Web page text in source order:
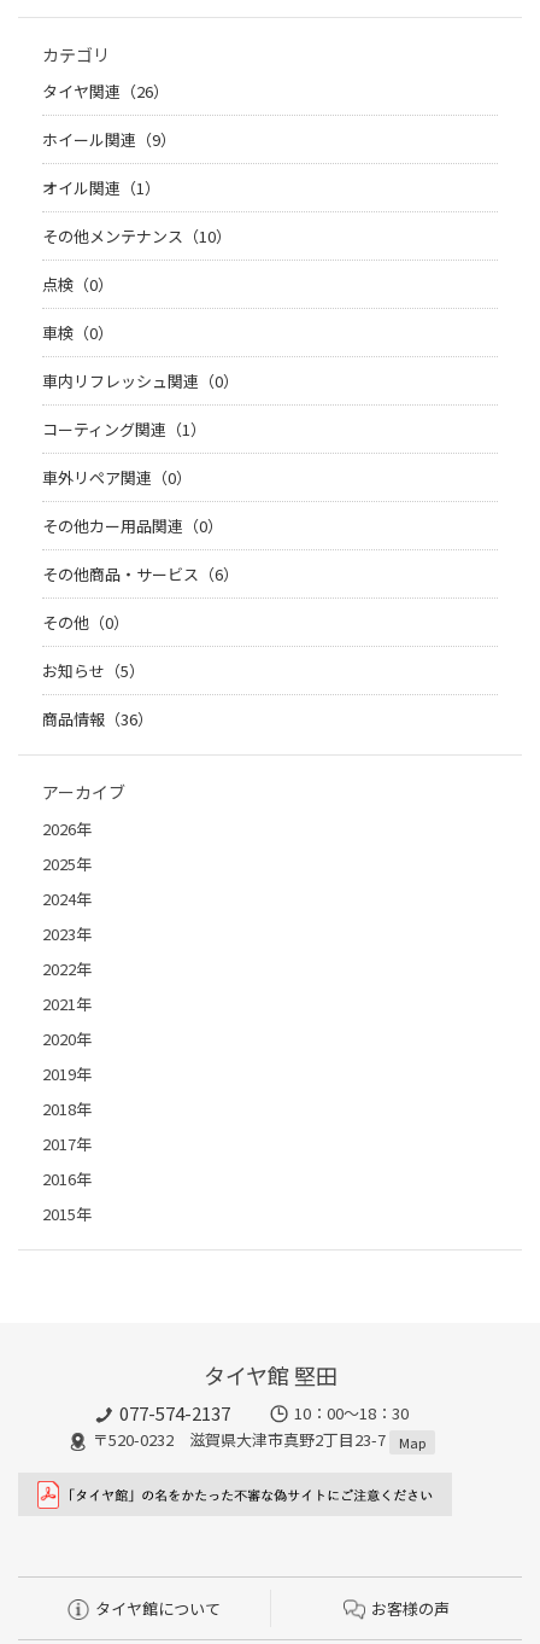
カテゴリ
タイヤ関連（26）
ホイール関連（9）
オイル関連（1）
その他メンテナンス（10）
点検（0）
車検（0）
車内リフレッシュ関連（0）
コーティング関連（1）
車外リペア関連（0）
その他カー用品関連（0）
その他商品・サービス（6）
その他（0）
お知らせ（5）
商品情報（36）
アーカイブ
2026年
2025年
2024年
2023年
2022年
2021年
2020年
2019年
2018年
2017年
2016年
2015年
タイヤ館 堅田
077-574-2137
10：00～18：30
〒520-0232 滋賀県大津市真野2丁目23-7
Map
タイヤ館について お客様の声